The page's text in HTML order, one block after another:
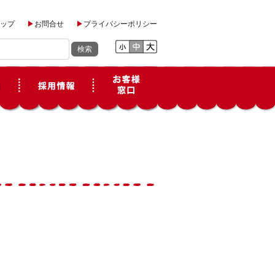
プ お問合せ プライバシーポリシー